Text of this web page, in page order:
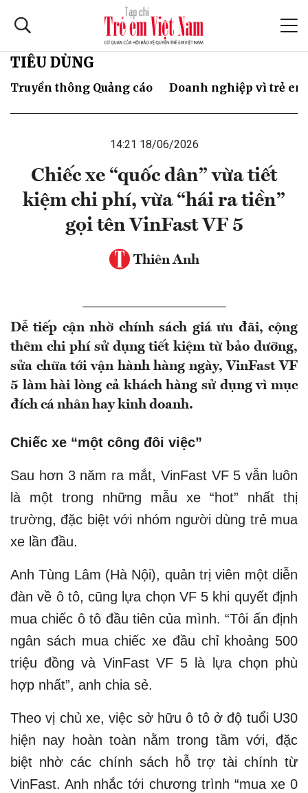
TIÊU DÙNG
Truyền thông Quảng cáo Doanh nghiệp vì trẻ em
14:21 18/06/2026
Chiếc xe “quốc dân” vừa tiết
kiệm chi phí, vừa “hái ra tiền”
gọi tên VinFast VF 5
Thiên Anh
Dễ tiếp cận nhờ chính sách giá ưu đãi, cộng
thêm chi phí sử dụng tiết kiệm từ bảo dưỡng,
sửa chữa tới vận hành hàng ngày, VinFast VF
5 làm hài lòng cả khách hàng sử dụng vì mục
đích cá nhân hay kinh doanh.
Chiếc xe “một công đôi việc”
Sau hơn 3 năm ra mắt, VinFast VF 5 vẫn luôn
là một trong những mẫu xe “hot” nhất thị
trường, đặc biệt với nhóm người dùng trẻ mua
xe lần đầu.
Anh Tùng Lâm (Hà Nội), quản trị viên một diễn
đàn về ô tô, cũng lựa chọn VF 5 khi quyết định
mua chiếc ô tô đầu tiên của mình. “Tôi ấn định
ngân sách mua chiếc xe đầu chỉ khoảng 500
triệu đồng và VinFast VF 5 là lựa chọn phù
hợp nhất”, anh chia sẻ.
Theo vị chủ xe, việc sở hữu ô tô ở độ tuổi U30
hiện nay hoàn toàn nằm trong tầm với, đặc
biệt nhờ các chính sách hỗ trợ tài chính từ
VinFast. Anh nhắc tới chương trình “mua xe 0